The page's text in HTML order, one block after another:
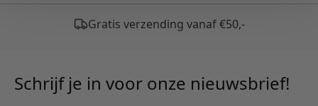
Schrijf je in voor onze nieuwsbrief!